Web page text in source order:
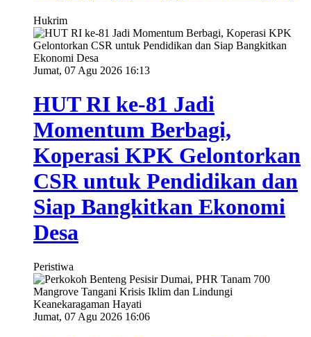
Hukrim
Jumat, 07 Agu 2026 16:13
HUT RI ke-81 Jadi
Momentum Berbagi,
Koperasi KPK Gelontorkan
CSR untuk Pendidikan dan
Siap Bangkitkan Ekonomi
Desa
Peristiwa
Jumat, 07 Agu 2026 16:06